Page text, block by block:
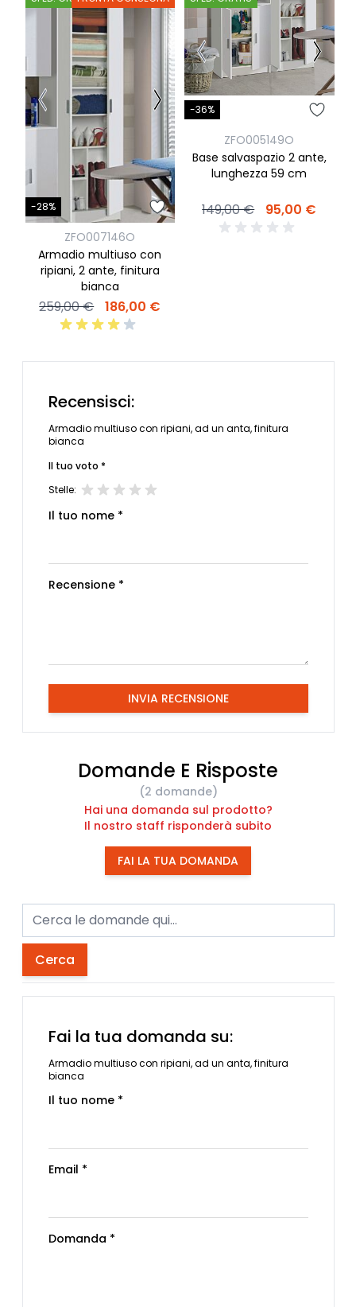
-28%
ZFO007146O
Armadio multiuso con
ripiani, 2 ante, finitura
bianca
259,00 € 186,00 €
-36%
ZFO005149O
Base salvaspazio 2 ante,
lunghezza 59 cm
149,00 € 95,00 €
Recensisci:
Armadio multiuso con ripiani, ad un anta, finitura
bianca
Il tuo voto *
Stelle:
Il tuo nome *
Recensione *
INVIA RECENSIONE
Domande E Risposte
(2 domande)
Hai una domanda sul prodotto?
Il nostro staff risponderà subito
FAI LA TUA DOMANDA
Cerca
Fai la tua domanda su:
Armadio multiuso con ripiani, ad un anta, finitura
bianca
Il tuo nome *
Email *
Domanda *